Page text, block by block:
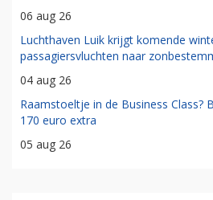
06 aug 26
Luchthaven Luik krijgt komende
passagiersvluchten naar
04 aug 26
Raamstoeltje in de Business Class?
170 euro extra
05 aug 26